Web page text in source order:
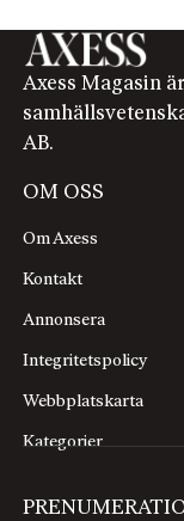
Axess Magasin
AB.
OM OSS
Om Axess
Kontakt
Annonsera
Integritetspolicy
Webbplatskarta
Kategorier